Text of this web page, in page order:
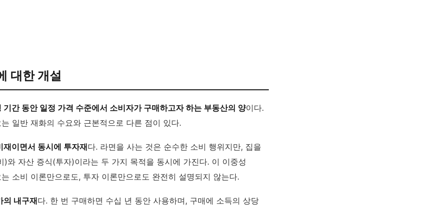
대한 개설
기간 동안 일정 가격 수준에서 소비자가 구매하고자 하는 부동산의 양이다.
일반 재화의 수요와 근본적으로 다른 점이 있다.
재이면서 동시에 투자재다. 라면을 사는 것은 순수한 소비 행위지만, 집을
)와 자산 증식(투자)이라는 두 가지 목적을 동시에 가진다. 이 이중성
소비 이론만으로도, 투자 이론만으로도 완전히 설명되지 않는다.
의 내구재다. 한 번 구매하면 수십 년 동안 사용하며, 구매에 소득의 상당